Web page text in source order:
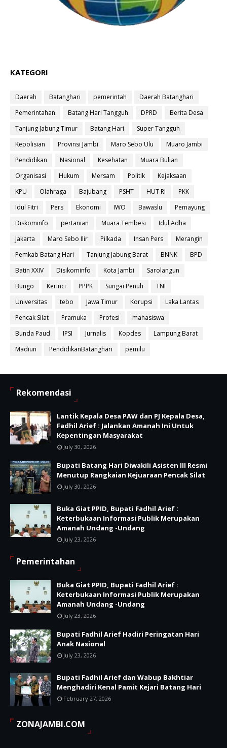
KATEGORI
Daerah Batanghari pemerintah
Daerah Batanghari
Pemerintahan
Batang Hari Tangguh DPRD
Berita Desa
Tanjung Jabung Timur
Batang Hari
Super Tangguh
Kepolisian
Provinsi Jambi Maro Sebo Ulu
Muaro Jambi
Pendidikan
Nasional Kesehatan
Muara Bulian
Organisasi
Hukum Mersam Politik
Kejaksaan
KPU
Olahraga Bajubang PSHT HUT RI
PKK
Idul Fitri
Pers Ekonomi IWO Bawaslu
Pemayung
Diskominfo
pertanian Muara Tembesi
Idul Adha
Jakarta
Maro Sebo Ilir Pilkada Insan Pers
Merangin
Pemkab Batang Hari
Tanjung Jabung Barat BNNK
BPD
Batin XXIV
Disikominfo Kota Jambi
Sarolangun
Bungo
Kerinci PPPK Sungai Penuh
TNI
Universitas
tebo Jawa Timur Korupsi
Laka Lantas
Pencak Silat
Pramuka Profesi
mahasiswa
Bunda Paud
IPSI Jurnalis Kopdes
Lampung Barat
Madiun
PendidikanBatanghari pemilu
Rekomendasi
Lantik Kepala Desa PAW dan PJ Kepala Desa,
Fadhil Arief : Jalankan Amanah Ini Untuk
Kepentingan Masyarakat
July 30, 2026
Bupati Batang Hari Diwakili Asisten III Resmi
Menutup Rangkaian Kejuaraan Pencak Silat
July 30, 2026
Buka Giat PPID, Bupati Fadhil Arief :
Keterbukaan Informasi Publik Merupakan
Amanah Undang -Undang
July 23, 2026
Pemerintahan
Buka Giat PPID, Bupati Fadhil Arief :
Keterbukaan Informasi Publik Merupakan
Amanah Undang -Undang
July 23, 2026
Bupati Fadhil Arief Hadiri Peringatan Hari
Anak Nasional
July 23, 2026
Bupati Fadhil Arief dan Wabup Bakhtiar
Menghadiri Kenal Pamit Kejari Batang Hari
February 27, 2026
ZONAJAMBI.COM